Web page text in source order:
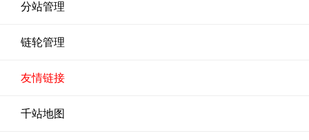
分站管理
链轮管理
友情链接
千站地图